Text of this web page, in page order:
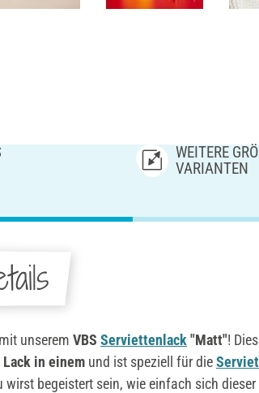
WEITERE
ARIANTEN
unserem VBS Serviettenlack "Matt"!
in einem und ist speziell für die
wirst begeistert sein, wie einfach sich dieser